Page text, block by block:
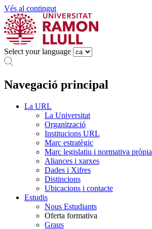
Vés al contingut
Select your language
Navegació principal
La URL
La Universitat
Organització
Institucions URL
Marc estratègic
Marc legislatiu i normativa pròpia
Aliances i xarxes
Dades i Xifres
Distincions
Ubicacions i contacte
Estudis
Nous Estudiants
Oferta formativa
Graus